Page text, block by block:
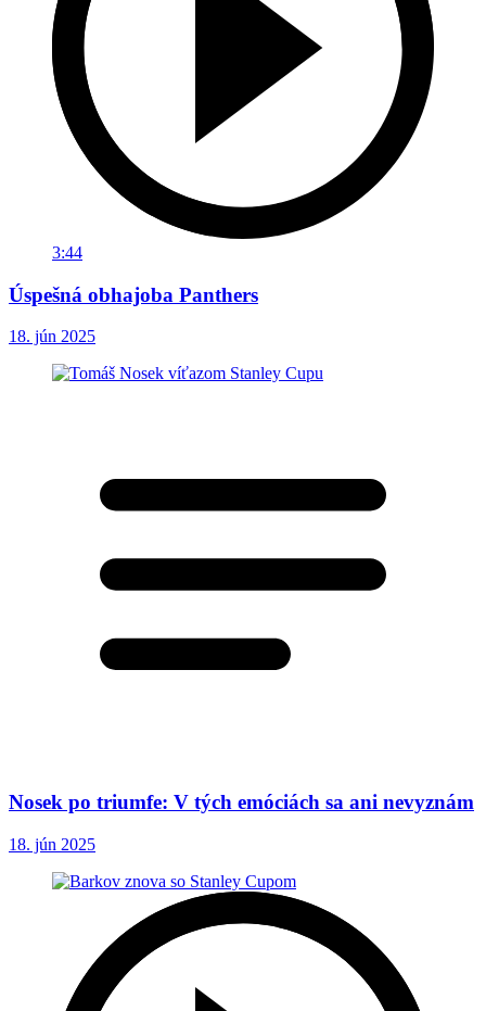
3:44
Úspešná obhajoba Panthers
18. jún 2025
Nosek po triumfe: V tých emóciách sa ani nevyznám
18. jún 2025